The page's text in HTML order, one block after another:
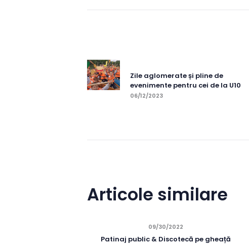
Navigare
în
articole
Zile aglomerate și pline de
evenimente pentru cei de la U10
06/12/2023
Articole similare
09/30/2022
Patinaj public & Discotecă pe gheață